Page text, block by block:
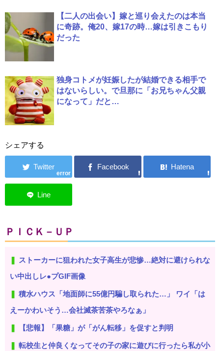
【二人の出会い】嫁と巡り会えたのは本当
に奇跡。俺20、嫁17の時…嫁は引きこもり
だった
独身コトメが妊娠したが結婚できる相手で
はないらしい。で旦那に「お兄ちゃん父親
になって」だと…
シェアする
error
ＰＩＣＫ－ＵＰ
ストーカーに狙われた女子高生が悲惨…絶対に避けられな
い中出しレ●プGIF画像
積水ハウス「地面師に55億円騙し取られた…」 ワイ「は
えーかわいそう…会社滅茶苦茶やろなぁ」
【悲報】「果糖」が「がん転移」を促すと判明
転校生と仲良くなってその子の家に遊びに行ったら私が小